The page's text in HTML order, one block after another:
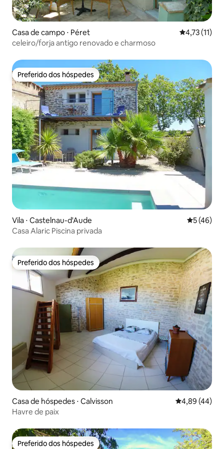
Casa de campo ⋅ Péret 4,73 de uma
4,73 (11)
celeiro/forja antigo renovado e charmoso
Preferido dos hóspedes
Preferido dos hóspedes
Vila ⋅ Castelnau-d'Aude 5 de uma
5 (46)
Casa Alaric Piscina privada
Preferido dos hóspedes
Preferido dos hóspedes
Casa de hóspedes ⋅ Calvisson 4,89 de uma
4,89 (44)
Havre de paix
Preferido dos hóspedes